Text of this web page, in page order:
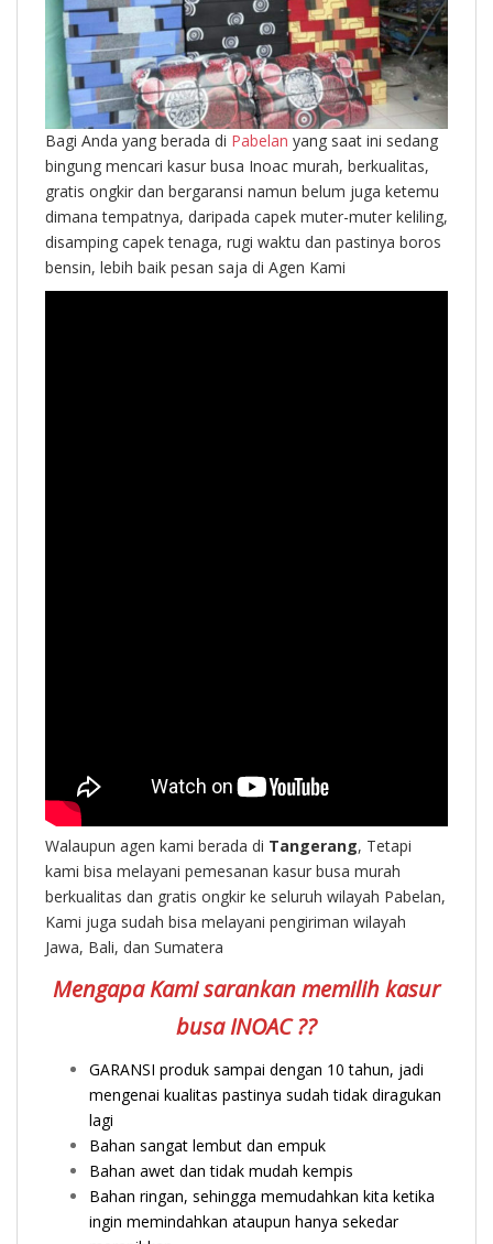
Bagi Anda yang berada di Pabelan yang saat ini sedang
bingung mencari kasur busa Inoac murah, berkualitas,
gratis ongkir dan bergaransi namun belum juga ketemu
dimana tempatnya, daripada capek muter-muter keliling,
disamping capek tenaga, rugi waktu dan pastinya boros
bensin, lebih baik pesan saja di Agen Kami
Walaupun agen kami berada di Tangerang, Tetapi
kami bisa melayani pemesanan kasur busa murah
berkualitas dan gratis ongkir ke seluruh wilayah Pabelan,
Kami juga sudah bisa melayani pengiriman wilayah
Jawa, Bali, dan Sumatera
Mengapa Kami sarankan memilih kasur
busa INOAC ??
GARANSI produk sampai dengan 10 tahun, jadi
mengenai kualitas pastinya sudah tidak diragukan
lagi
Bahan sangat lembut dan empuk
Bahan awet dan tidak mudah kempis
Bahan ringan, sehingga memudahkan kita ketika
ingin memindahkan ataupun hanya sekedar